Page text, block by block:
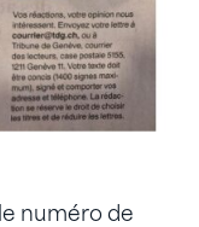
numéro de